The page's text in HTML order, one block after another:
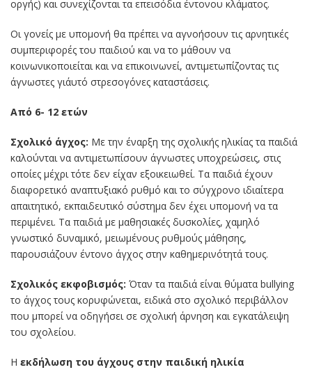
οργής) και συνεχίζονται τα επεισόδια έντονου κλάματος.
Οι γονείς με υπομονή θα πρέπει να αγνοήσουν τις αρνητικές
συμπεριφορές του παιδιού και να το μάθουν να
κοινωνικοποιείται και να επικοινωνεί, αντιμετωπίζοντας τις
άγνωστες γι΄αυτό στρεσογόνες καταστάσεις.
Από 6- 12 ετών
Σχολικό άγχος: Με την έναρξη της σχολικής ηλικίας τα παιδιά
καλούνται να αντιμετωπίσουν άγνωστες υποχρεώσεις, στις
οποίες μέχρι τότε δεν είχαν εξοικειωθεί. Τα παιδιά έχουν
διαφορετικό αναπτυξιακό ρυθμό και το σύγχρονο ιδιαίτερα
απαιτητικό, εκπαιδευτικό σύστημα δεν έχει υπομονή να τα
περιμένει. Τα παιδιά με μαθησιακές δυσκολίες, χαμηλό
γνωστικό δυναμικό, μειωμένους ρυθμούς μάθησης,
παρουσιάζουν έντονο άγχος στην καθημερινότητά τους.
Σχολικός εκφοβισμός: Όταν τα παιδιά είναι θύματα bullying
το άγχος τους κορυφώνεται, ειδικά στο σχολικό περιβάλλον
που μπορεί να οδηγήσει σε σχολική άρνηση και εγκατάλειψη
του σχολείου.
Η εκδήλωση του άγχους στην παιδική ηλικία